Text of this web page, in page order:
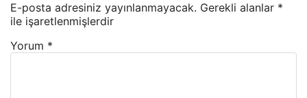
E-posta adresiniz yayınlanmayacak. Gerekli alanlar *
ile işaretlenmişlerdir
Yorum *